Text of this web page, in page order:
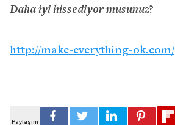
Daha iyi hissediyor musunuz?
http://make-everything-ok.com/